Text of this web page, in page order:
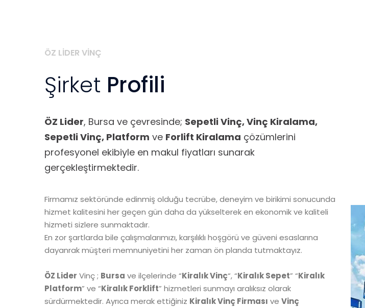
ÖZ LİDER VİNÇ
Şirket Profili
ÖZ Lider, Bursa ve çevresinde; Sepetli Vinç, Vinç Kiralama,
Sepetli Vinç, Platform ve Forlift Kiralama çözümlerini
profesyonel ekibiyle en makul fiyatları sunarak
gerçekleştirmektedir.
Firmamız sektöründe edinmiş olduğu tecrübe, deneyim ve birikimi sonucunda
hizmet kalitesini her geçen gün daha da yükselterek en ekonomik ve kaliteli
hizmeti sizlere sunmaktadır.
En zor şartlarda bile çalışmalarımızı, karşılıklı hoşgörü ve güveni esaslarına
dayanrak müşteri memnuniyetini her zaman ön planda tutmaktayız.
ÖZ Lider Vinç ; Bursa ve ilçelerinde “Kiralık Vinç“, “Kiralık Sepet” “Kiralık
Platform” ve “Kiralık Forklift” hizmetleri sunmayı aralıksız olarak
sürdürmektedir. Ayrıca merak ettiğiniz Kiralık Vinç Firması ve Vinç